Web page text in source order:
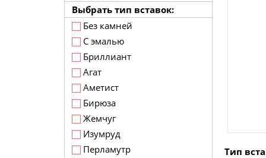
Выбрать тип вставок:
Без камней
С эмалью
Бриллиант
Агат
Аметист
Бирюза
Жемчуг
Изумруд
Перламутр
Тип